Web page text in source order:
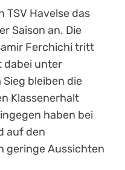
Havelse das
Saison an. Die
Ferchichi tritt
dabei unter
bleiben die
Klassenerhalt
haben bei
auf den
geringe Aussichten